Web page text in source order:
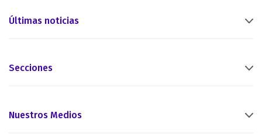
Últimas noticias
Secciones
Nuestros Medios